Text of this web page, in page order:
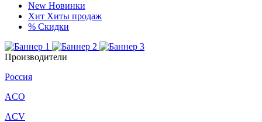
New Новинки
Хит Хиты продаж
% Скидки
Производители
Россия
ACO
ACV